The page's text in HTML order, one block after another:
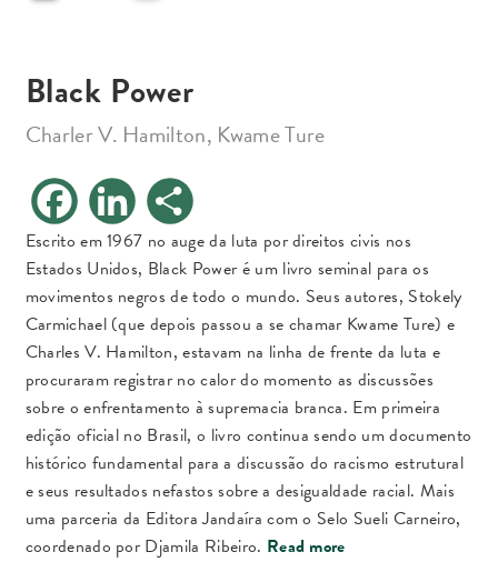
Black Power
Charler V. Hamilton, Kwame Ture
e
b
o
o
k
k
d
I
n
r
e
Escrito em 1967 no auge da luta por direitos civis nos
Estados Unidos, Black Power é um livro seminal para os
movimentos negros de todo o mundo. Seus autores, Stokely
Carmichael (que depois passou a se chamar Kwame Ture) e
Charles V. Hamilton, estavam na linha de frente da luta e
procuraram registrar no calor do momento as discussões
sobre o enfrentamento à supremacia branca. Em primeira
edição oficial no Brasil, o livro continua sendo um documento
histórico fundamental para a discussão do racismo estrutural
e seus resultados nefastos sobre a desigualdade racial. Mais
uma parceria da Editora Jandaíra com o Selo Sueli Carneiro,
coordenado por Djamila Ribeiro. Read more